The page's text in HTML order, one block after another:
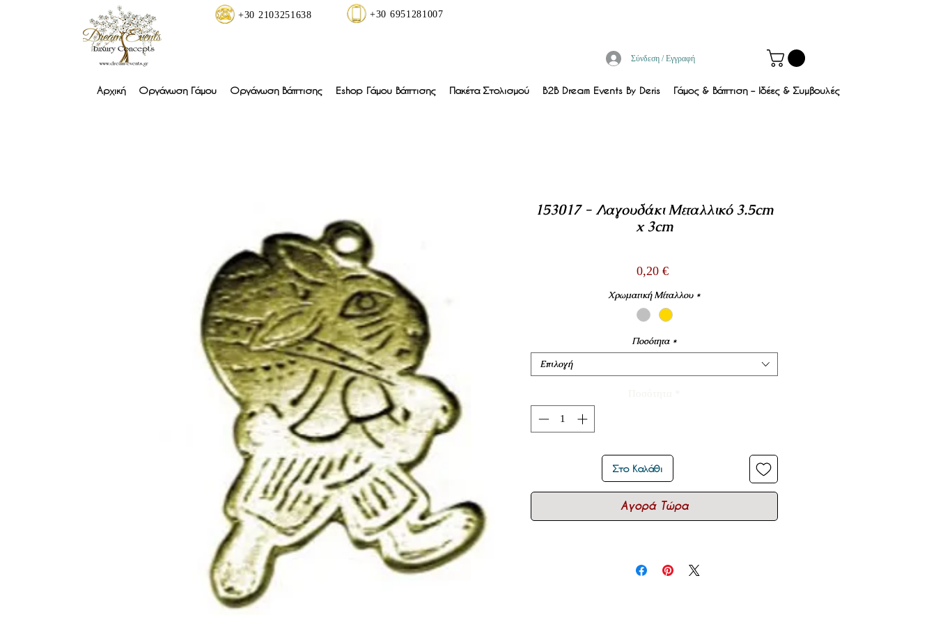
+30 2103251638 +30 6951281007
Σύνδεση / Εγγραφή
Αρχική Οργάνωση Γάμου Οργάνωση Βάπτισης Eshop Γάμου Βάπτισης Πακέτα Στολισμού B2B Dream Events By Deris Γάμος & Βάπτιση – Ιδέες & Συμβουλές
153017 - Λαγουδάκι Μεταλλικό 3.5cm
x 3cm
0,20 €Τιμή
Χρωματική Μέταλλου *
Ποσότητα *
Επιλογή
Στο Καλάθι
Αγορά Τώρα